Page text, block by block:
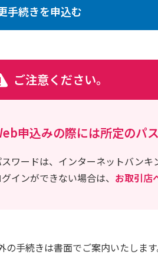
手続きを申込む
ご注意ください。
申込みの際には所定のパ
ワードは、インターネットバンキ
インができない場合は、 お取引店
の手続きは書面でご案内いたしま